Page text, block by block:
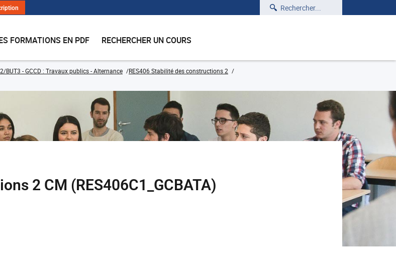
Rechercher
FORMATIONS EN PDF RECHERCHER UN COURS
BUT3 - GCCD : Travaux publics - Alternance
RES406 Stabilité des constructions 2
2 CM (RES406C1_GCBATA)